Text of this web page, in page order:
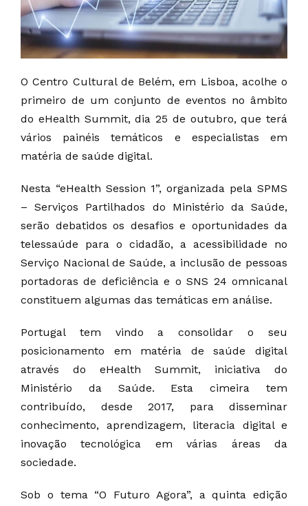
O Centro Cultural de Belém, em Lisboa, acolhe o
primeiro de um conjunto de eventos no âmbito
do eHealth Summit, dia 25 de outubro, que terá
vários painéis temáticos e especialistas em
matéria de saúde digital.
Nesta “eHealth Session 1”, organizada pela SPMS
– Serviços Partilhados do Ministério da Saúde,
serão debatidos os desafios e oportunidades da
telessaúde para o cidadão, a acessibilidade no
Serviço Nacional de Saúde, a inclusão de pessoas
portadoras de deficiência e o SNS 24 omnicanal
constituem algumas das temáticas em análise.
Portugal tem vindo a consolidar o seu
posicionamento em matéria de saúde digital
através do eHealth Summit, iniciativa do
Ministério da Saúde. Esta cimeira tem
contribuído, desde 2017, para disseminar
conhecimento, aprendizagem, literacia digital e
inovação tecnológica em várias áreas da
sociedade.
Sob o tema “O Futuro Agora”, a quinta edição